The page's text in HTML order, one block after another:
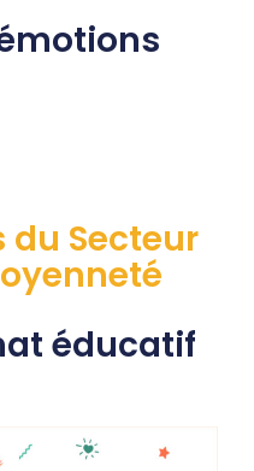
Secteur
éducatif